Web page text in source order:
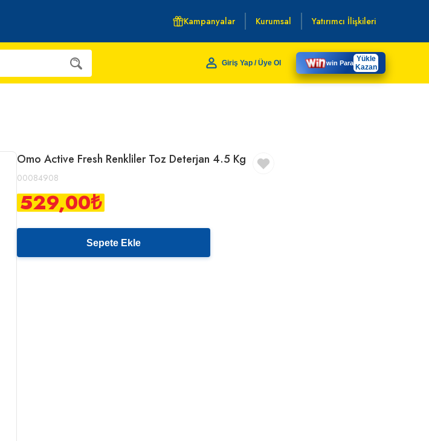
Kampanyalar Kurumsal Yatırımcı İlişkileri
Giriş Yap / Üye Ol win Para Yükle
Kazan
Omo Active Fresh Renkliler Toz Deterjan 4.5 Kg
00084908
529,00₺
Sepete Ekle